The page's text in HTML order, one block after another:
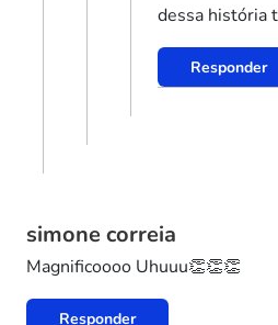
dessa história
Responder
simone correia
Magnificoooo Uhuuu👏👏👏
Responder